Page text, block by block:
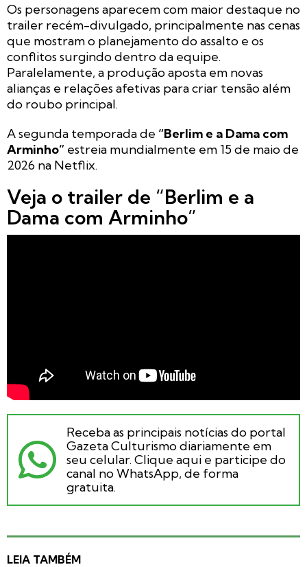
Os personagens aparecem com maior destaque no
trailer recém-divulgado, principalmente nas cenas
que mostram o planejamento do assalto e os
conflitos surgindo dentro da equipe.
Paralelamente, a produção aposta em novas
alianças e relações afetivas para criar tensão além
do roubo principal.
A segunda temporada de “Berlim e a Dama com
Arminho” estreia mundialmente em 15 de maio de
2026 na Netflix.
Veja o trailer de “Berlim e a
Dama com Arminho”
Receba as principais notícias do portal
Gazeta Culturismo diariamente em
seu celular. Clique aqui e participe do
canal no WhatsApp, de forma
gratuita.
LEIA TAMBÉM